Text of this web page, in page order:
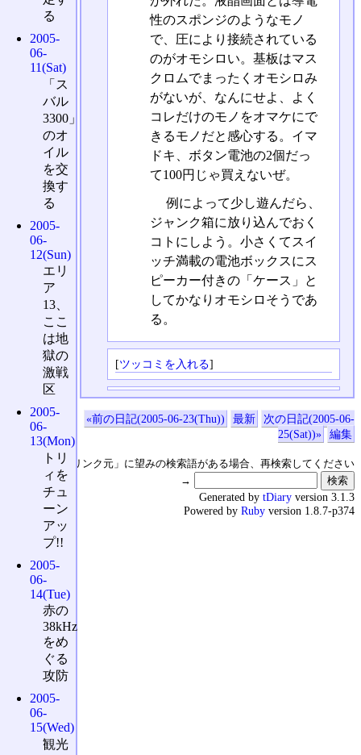
性のスポンジのようなモノ
で、圧により接続されている
のがオモシロい。基板はマス
クロムでまったくオモシロみ
がないが、なんにせよ、よく
コレだけのモノをオマケにで
きるモノだと感心する。イマ
ドキ、ボタン電池の2個だっ
て100円じゃ買えないぜ。
例によって少し遊んだら、
ジャンク箱に放り込んでおく
コトにしよう。小さくてスイ
ッチ満載の電池ボックスにス
ピーカー付きの「ケース」と
してかなりオモシロそうであ
る。
[ツッコミを入れる]
«前の日記(2005-06-23(Thu)) 最新
次の日記(2005-06-
25(Sat))»
編集
↑の「本日のリンク元」に望みの検索語がある場合、再検索してください
→
る
2005-
06-
11(Sat)
「ス
バル
3300」
のオ
イル
を交
換す
る
2005-
06-
12(Sun)
エリ
ア
13、
ここ
は地
獄の
激戦
区
2005-
06-
13(Mon)
トリ
ィを
チュ
ーン
アッ
プ!!
2005-
06-
14(Tue)
赤の
38kHz
をめ
ぐる
攻防
2005-
06-
15(Wed)
観光
Generated by tDiary version 3.1.3
Powered by Ruby version 1.8.7-p374